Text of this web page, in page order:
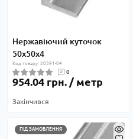
Нержавіючий куточок
50х50х4
Код товару: 20391-04
0
954.04 грн. / метр
Закінчився
ПІД ЗАМОВЛЕННЯ